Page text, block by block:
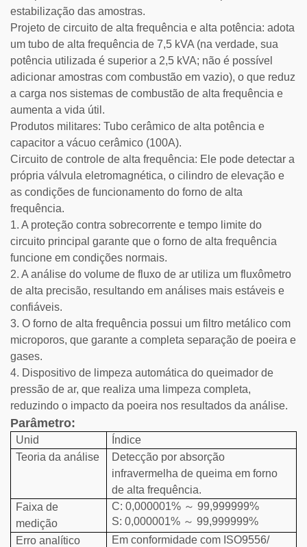
estabilização das amostras.
Projeto de circuito de alta frequência e alta potência: adota
um tubo de alta frequência de 7,5 kVA (na verdade, sua
potência utilizada é superior a 2,5 kVA; não é possível
adicionar amostras com combustão em vazio), o que reduz
a carga nos sistemas de combustão de alta frequência e
aumenta a vida útil.
Produtos militares: Tubo cerâmico de alta potência e
capacitor a vácuo cerâmico (100A).
Circuito de controle de alta frequência: Ele pode detectar a
própria válvula eletromagnética, o cilindro de elevação e
as condições de funcionamento do forno de alta
frequência.
1. A proteção contra sobrecorrente e tempo limite do
circuito principal garante que o forno de alta frequência
funcione em condições normais.
2. A análise do volume de fluxo de ar utiliza um fluxômetro
de alta precisão, resultando em análises mais estáveis e
confiáveis.
3. O forno de alta frequência possui um filtro metálico com
microporos, que garante a completa separação de poeira e
gases.
4. Dispositivo de limpeza automática do queimador de
pressão de ar, que realiza uma limpeza completa,
reduzindo o impacto da poeira nos resultados da análise.
Parâmetro:
Unid
Índice
Teoria da análise
Detecção por absorção
infravermelha de queima em forno
de alta frequência.
Faixa de
medição
C: 0,000001% ～99,999999%
S: 0,000001% ～99,999999%
Erro analítico
Em conformidade com ISO9556/